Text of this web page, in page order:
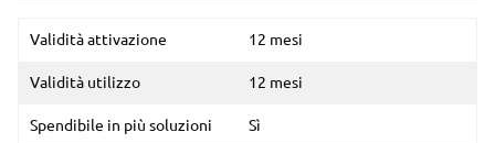
Validità attivazione 12 mesi
Validità utilizzo 12 mesi
Spendibile in più soluzioni Sì